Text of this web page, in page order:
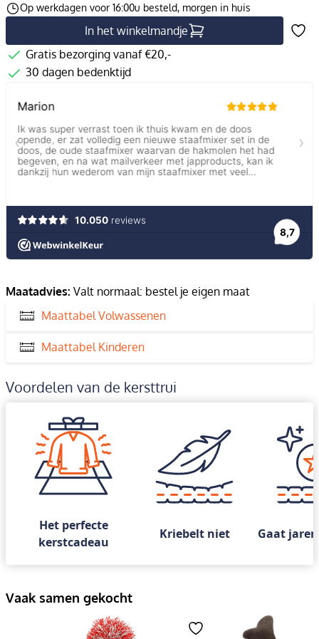
Op werkdagen voor 16:00u besteld, morgen in huis
In het winkelmandje
Gratis bezorging vanaf €20,-
30 dagen bedenktijd
Maatadvies: Valt normaal: bestel je eigen maat
Maattabel Volwassenen
Maattabel Kinderen
Voordelen van de kersttrui
Het perfecte
kerstcadeau
Kriebelt niet Gaat
Vaak samen gekocht